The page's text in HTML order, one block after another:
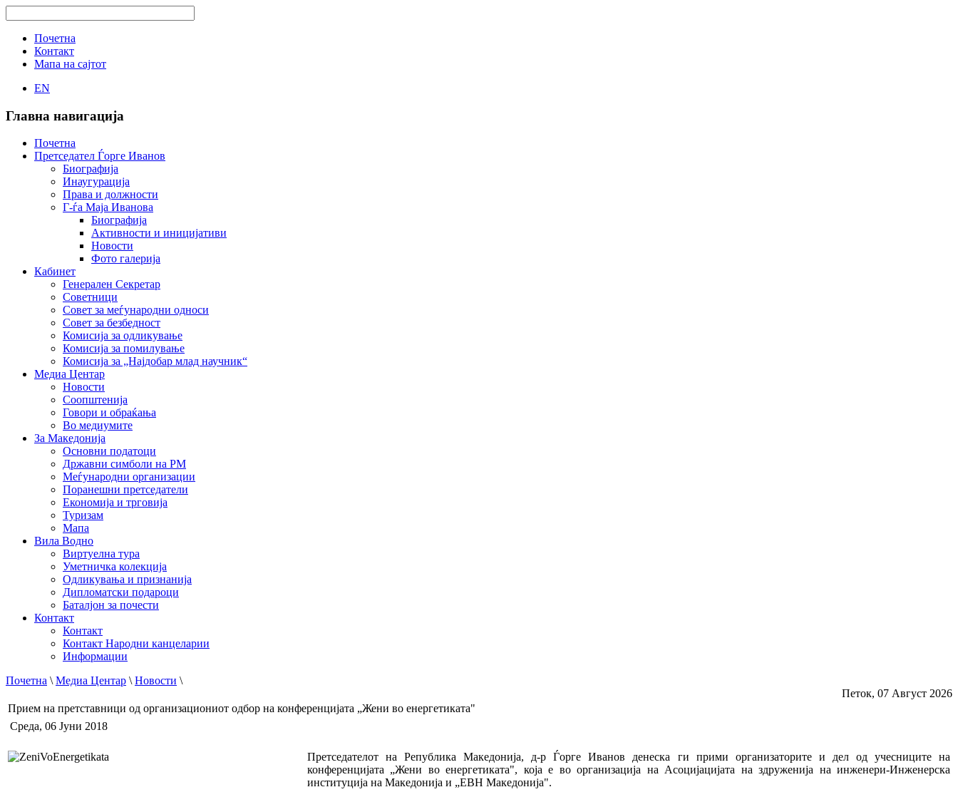
Почетна
Контакт
Мапа на сајтот
EN
Главна навигација
Почетна
Претседател Ѓорге Иванов
Биографија
Инаугурација
Права и должности
Г-ѓа Маја Иванова
Биографија
Активности и иницијативи
Новости
Фото галерија
Кабинет
Генерален Секретар
Советници
Совет за меѓународни односи
Совет за безбедност
Комисија за одликување
Комисија за помилување
Комисија за „Најдобар млад научник“
Медиа Центар
Новости
Соопштенија
Говори и обраќања
Во медиумите
За Македонија
Основни податоци
Државни симболи на РМ
Меѓународни организации
Поранешни претседатели
Економија и трговија
Туризам
Мапа
Вила Водно
Виртуелна тура
Уметничка колекција
Одликувања и признанија
Дипломатски подароци
Баталјон за почести
Контакт
Контакт
Контакт Народни канцеларии
Информации
Почетна \Медиа Центар \Новости \
Петок, 07 Август 2026
Прием на претставници од организациониот одбор на конференцијата „Жени во енергетиката"
Среда, 06 Јуни 2018
Претседателот на Република Македонија, д-р Ѓорге Иванов денеска ги прими организаторите и дел од учесниците на
конференцијата „Жени во енергетиката", која е во организација на Асоцијацијата на здруженија на инженери-Инженерска
институција на Македонија и „ЕВН Македонија".